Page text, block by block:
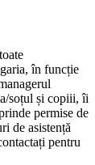
în funcție
soțul și copiii, îi
permise de
de asistență
pentru